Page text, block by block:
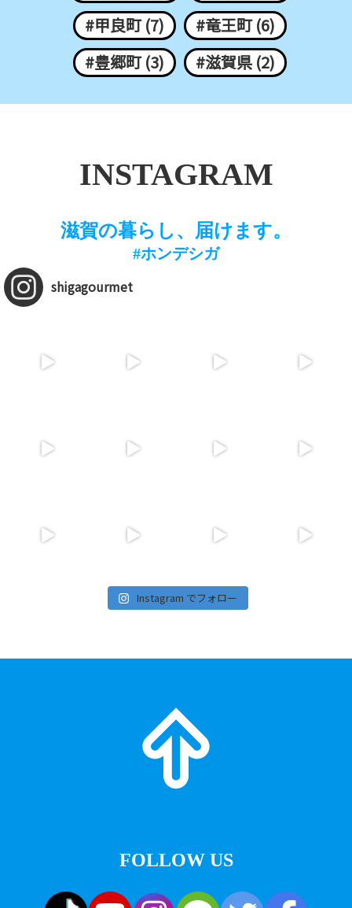
#甲良町 (7)
#竜王町 (6)
#豊郷町 (3)
#滋賀県 (2)
INSTAGRAM
滋賀の暮らし、届けます。
#ホンデシガ
shigagourmet
Instagram でフォロー
FOLLOW US